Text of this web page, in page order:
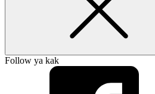
Follow ya kak